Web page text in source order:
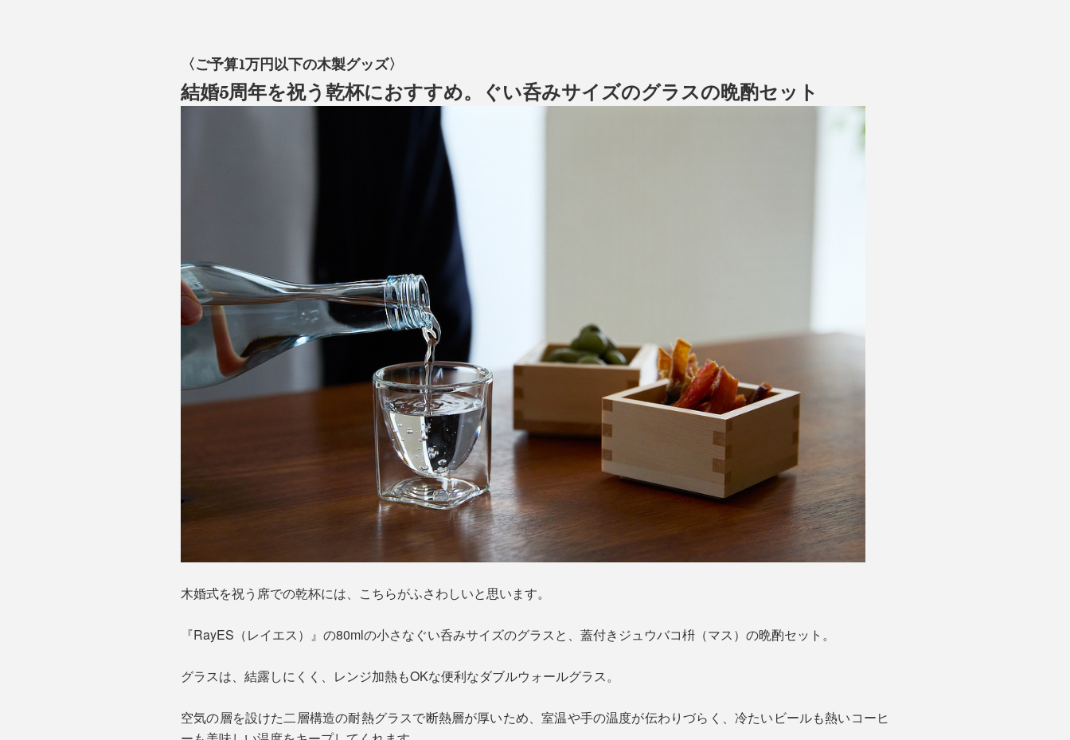
〈ご予算1万円以下の木製グッズ〉
結婚5周年を祝う乾杯におすすめ。ぐい呑みサイズのグラスの晩酌セット
木婚式を祝う席での乾杯には、こちらがふさわしいと思います。
『RayES（レイエス）』の80mlの小さなぐい呑みサイズのグラスと、蓋付きジュウバコ枡（マス）の晩酌セット。
グラスは、結露しにくく、レンジ加熱もOKな便利なダブルウォールグラス。
空気の層を設けた二層構造の耐熱グラスで断熱層が厚いため、室温や手の温度が伝わりづらく、冷たいビールも熱いコーヒ